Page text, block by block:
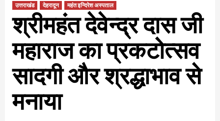
उत्तराखंड देहरादून महंत इन्दिरेश अस्पताल
श्रीमहंत देवेन्द्र दास जी
महाराज का प्रकटोत्सव
सादगी और श्रद्धाभाव से
मनाया